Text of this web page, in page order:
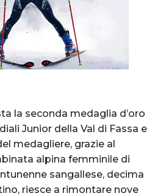
la seconda medaglia d’oro
Junior della Val di Fassa e
medagliere, grazie al
alpina femminile di
sangallese, decima
riesce a rimontare nove